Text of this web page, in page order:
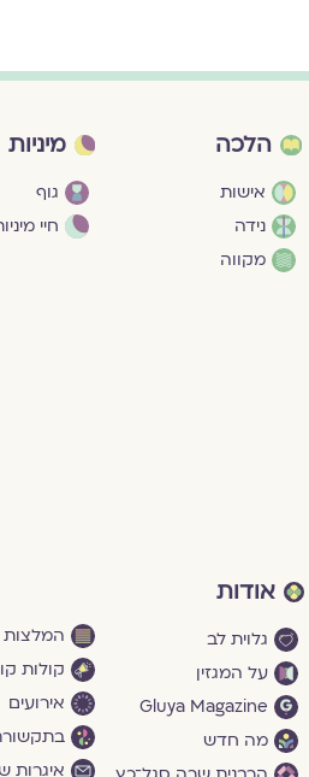
הלכה
אישות
נידה
מקווה
מיניות
גוף
חיי
אודות
גלוית לב
על המגזין
Gluya Magazine
מה חדש
המלצות
קולות
אירועים
איגרות